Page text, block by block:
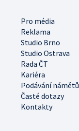
Pro média
Reklama
Studio Brno
Studio Ostrava
Rada ČT
Kariéra
Podávání námětů
Časté dotazy
Kontakty